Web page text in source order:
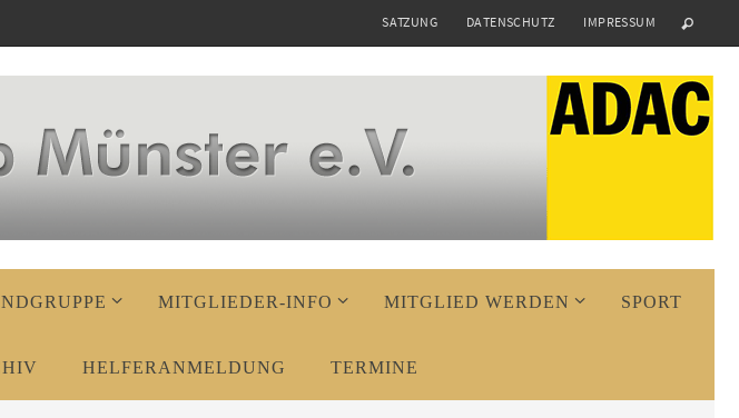
SATZUNG DATENSCHUTZ IMPRESSUM
MITGLIEDER-INFO MITGLIED WERDEN SPORT
HELFERANMELDUNG TERMINE